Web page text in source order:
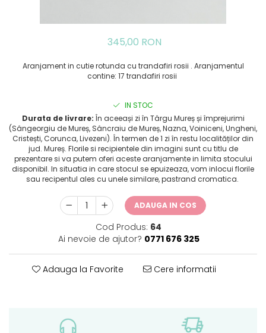
345,00 RON
Aranjament in cutie rotunda cu trandafiri rosii . Aranjamentul
contine: 17 trandafiri rosii
IN STOC
Durata de livrare: În aceeași zi în Târgu Mureș și împrejurimi
(Sângeorgiu de Mureș, Sâncraiu de Mureș, Nazna, Voiniceni, Ungheni,
Cristești, Corunca, Livezeni). În termen de 1 zi în restu localităților din
jud. Mureș. Florile si recipientele din imagini sunt cu titlu de
prezentare si va putem oferi aceste aranjamente in limita stocului
disponibil. In situatia in care stocul se epuizeaza, vom inlocui florile
sau recipentul ales cu unele similare, pastrand cromatica.
ADAUGA IN COS
Cod Produs: 64
Ai nevoie de ajutor? 0771 676 325
Adauga la Favorite Cere informatii